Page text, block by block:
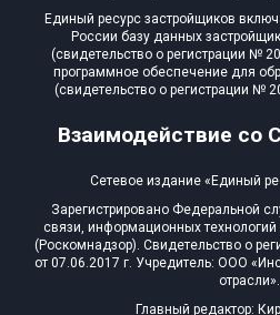
Взаимодействие со
Единый ресурс застройщиков
России базу данных
(свидетельство о регистрации №
программное обеспечение для
(свидетельство о регистрации №
Сетевое издание «Единый
Зарегистрировано Федеральной
связи, информационных
(Роскомнадзор). Свидетельство о
от 07.06.2017 г. Учредитель: ООО
отрасли».
Главный редактор: